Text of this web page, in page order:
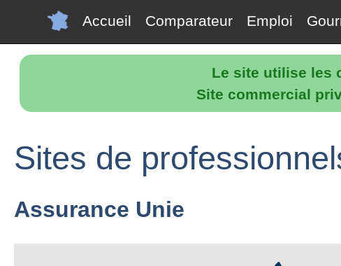
Le site utilise les
Site commercial
Accueil Comparateur Emploi
Sites de
Assurance Unie